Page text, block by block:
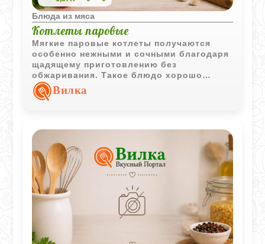
Блюда из мяса
Котлеты паровые
Мягкие паровые котлеты получаются
особенно нежными и сочными благодаря
щадящему приготовлению без
обжаривания. Такое блюдо хорошо
подходит для детского питания и легко
сочетается с овощным пюре или кашами.
Вилка